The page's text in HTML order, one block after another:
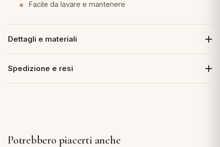
e Pigiami
Facile da lavare e mantenere
Dettagli e materiali
Spedizione e resi
Potrebbero piacerti anche